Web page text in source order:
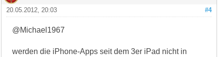
#4
20.05.2012, 20:03
@Michael1967
werden die iPhone-Apps seit dem 3er iPad nicht in